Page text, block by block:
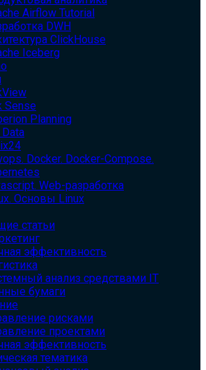
Airflow Tutorial
DWH
ClickHouse
Iceberg
Sense
Planning
Docker. Docker-Compose.
Web-разработка
Основы Linux
статьи
эффективность
анализ средствами IT
бумаги
рисками
проектами
эффективность
тематика